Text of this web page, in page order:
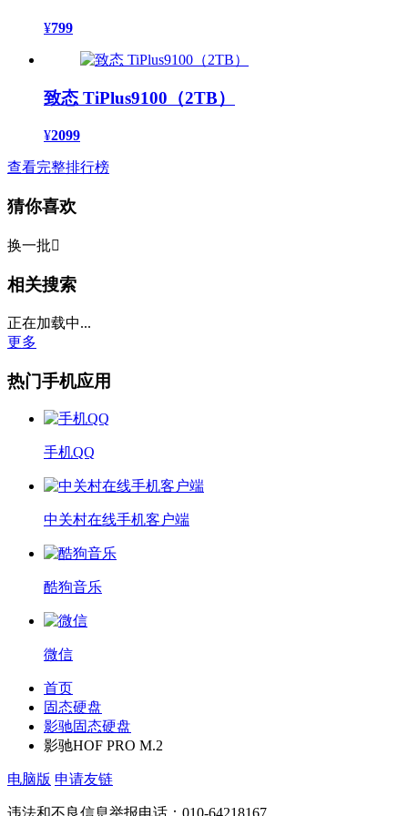
¥799
致态 TiPlus9100（2TB）
¥2099
查看完整排行榜
猜你喜欢
换一批
相关搜索
正在加载中...
更多
热门手机应用
手机QQ
中关村在线手机客户端
酷狗音乐
微信
首页
固态硬盘
影驰固态硬盘
影驰HOF PRO M.2
电脑版 申请友链